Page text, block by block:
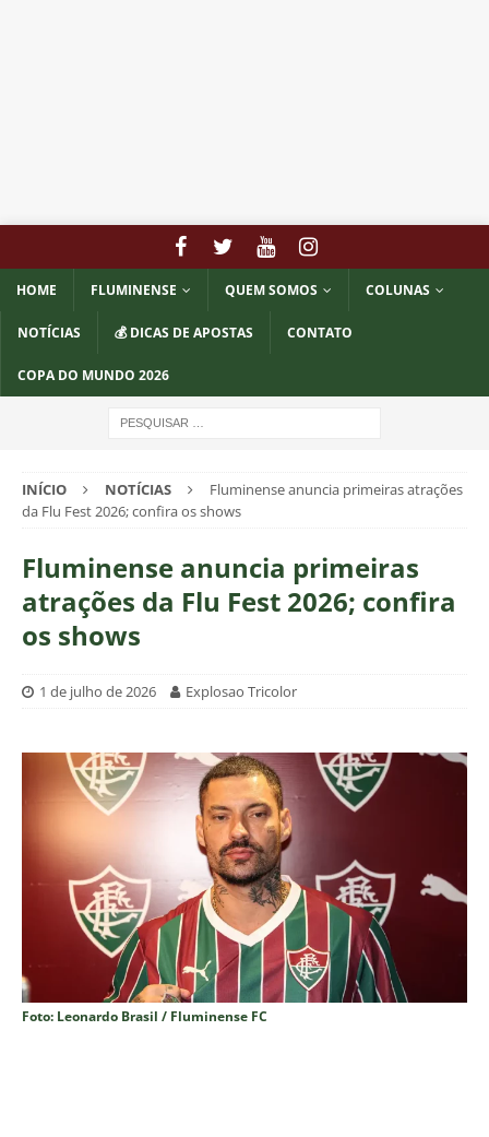
HOME FLUMINENSE QUEM SOMOS COLUNAS
NOTÍCIAS 💰 DICAS DE APOSTAS CONTATO
COPA DO MUNDO 2026
INÍCIO NOTÍCIAS
Fluminense anuncia primeiras atrações
da Flu Fest 2026; confira os shows
Fluminense anuncia primeiras
atrações da Flu Fest 2026; confira
os shows
1 de julho de 2026 Explosao Tricolor
Foto: Leonardo Brasil / Fluminense FC